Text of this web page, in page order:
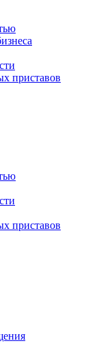
приставов
приставов